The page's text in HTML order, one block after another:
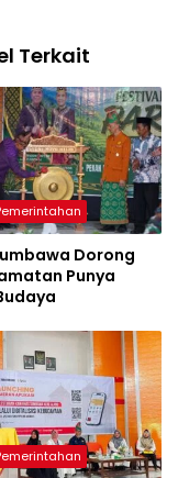
Terkait
Dorong
Punya